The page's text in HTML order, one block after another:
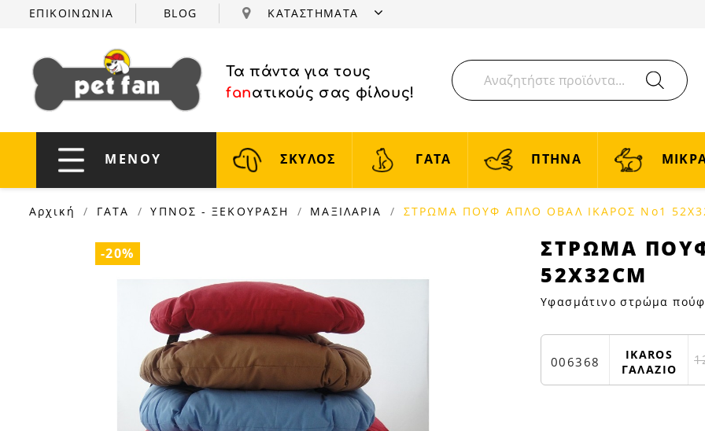
ΕΠΙΚΟΙΝΩΝΙΑ BLOG ΚΑΤΑΣΤΗΜΑΤΑ
Τα πάντα για τους
fanατικούς σας φίλους!
ΜΕΝΟΥ ΣΚΥΛΟΣ ΓΑΤΑ ΠΤΗΝΑ
Αρχική ΓΑΤΑ ΥΠΝΟΣ - ΞΕΚΟΥΡΑΣΗ ΜΑΞΙΛΑΡΙΑ ΣΤΡΩΜΑ ΠΟΥΦ ΑΠΛΟ ΟΒΑΛ ΙΚΑΡΟΣ Νο1
-20%
ΣΤΡΩΜΑ
ΠΟΥΦ
ΑΠΛΟ
ΟΒΑΛ
Νο1
52Χ32cm
ΣΤΡΩΜΑ
52Χ32CM
Υφασμάτινο στρώμα
006368
IKAROS
ΓΑΛΑΖΙΟ